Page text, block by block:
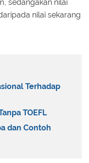
sedangakan nilai
nilai sekarang
Terhadap
TOEFL
dan Contoh